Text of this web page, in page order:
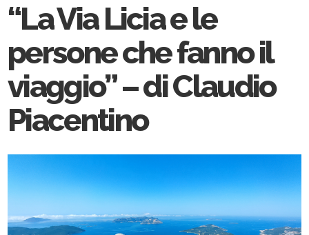
“La Via Licia e le
persone che fanno il
viaggio” – di Claudio
Piacentino